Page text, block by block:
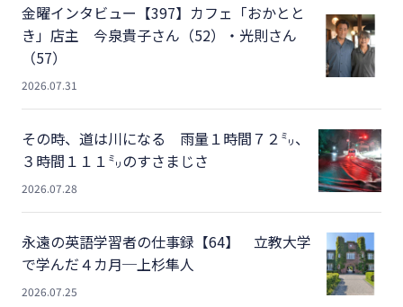
金曜インタビュー【397】カフェ「おかとと
き」店主 今泉貴子さん（52）・光則さん
（57）
2026.07.31
その時、道は川になる 雨量１時間７２㍉、
３時間１１１㍉のすさまじさ
2026.07.28
永遠の英語学習者の仕事録【64】 立教大学
で学んだ４カ月─上杉隼人
2026.07.25